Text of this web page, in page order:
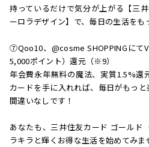
持っているだけで気分が上がる【三
ーロラデザイン】で、毎日の生活をも
⑦Qoo10、@cosme SHOPPINGにて
5,000ポイント）還元（※9）
年会費永年無料の魔法、実質1.5%還
カードを手に入れれば、毎日がもっ
間違いなしです！
あなたも、三井住友カード ゴールド
ラキラと輝くお得な生活を始めてみま